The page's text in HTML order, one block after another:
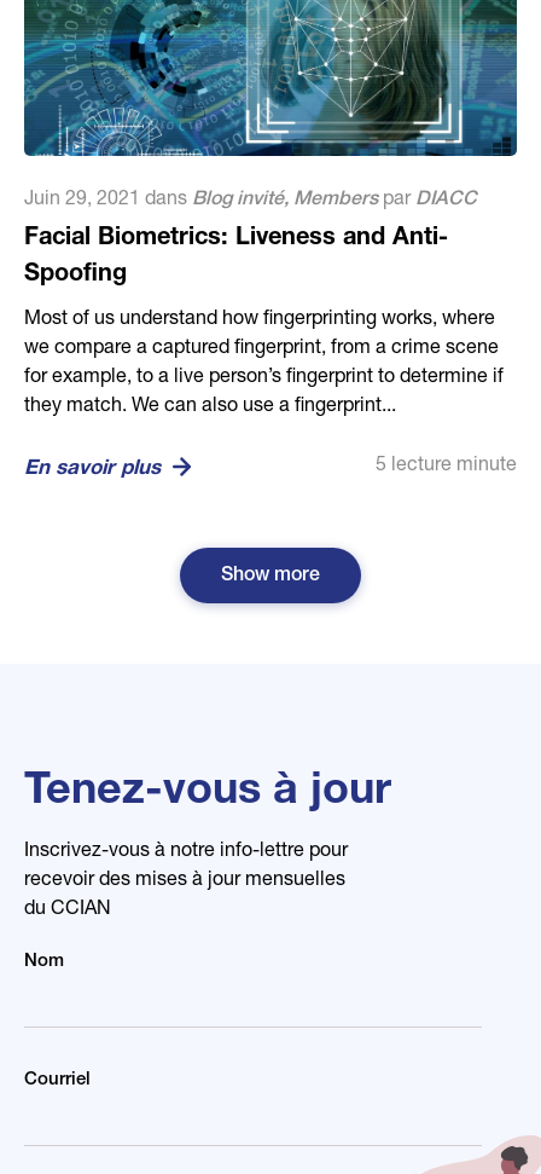
Juin 29, 2021 dans Blog invité, Memberspar DIACC
Facial Biometrics: Liveness and Anti-
Spoofing
Most of us understand how fingerprinting works, where
we compare a captured fingerprint, from a crime scene
for example, to a live person’s fingerprint to determine if
they match. We can also use a fingerprint...
En savoir plus 5 lecture minute
Show more
Tenez-vous à jour
Inscrivez-vous à notre info-lettre pour
recevoir des mises à jour mensuelles
du CCIAN
Nom
Courriel